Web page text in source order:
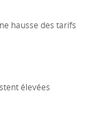
hausse des tarifs
élevées